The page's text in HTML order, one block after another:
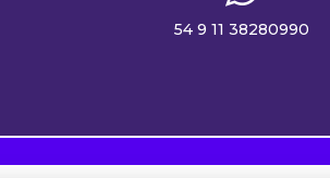
54 9 11 38280990